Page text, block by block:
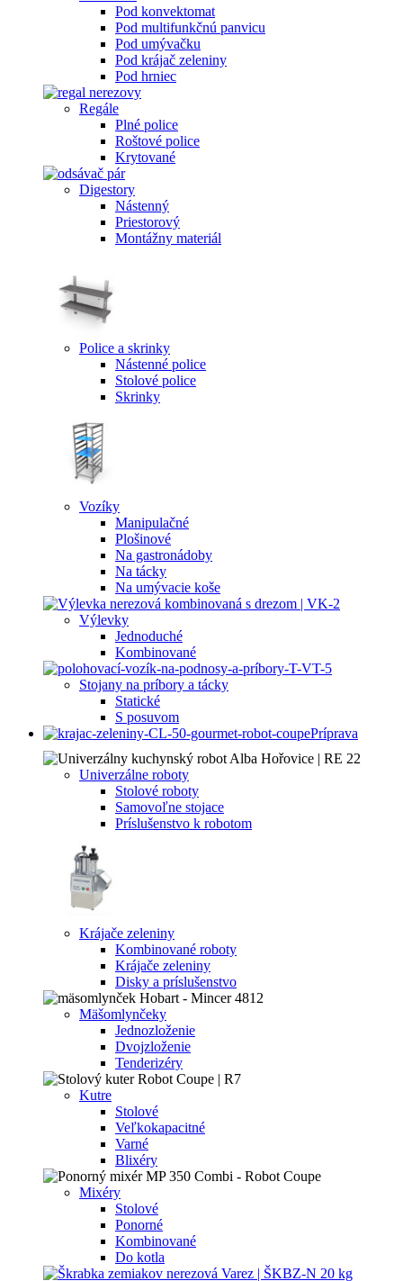
Pod konvektomat
Pod multifunkčnú panvicu
Pod umývačku
Pod krájač zeleniny
Pod hrniec
Regále
Plné police
Roštové police
Krytované
Digestory
Nástenný
Priestorový
Montážny materiál
Police a skrinky
Nástenné police
Stolové police
Skrinky
Vozíky
Manipulačné
Plošinové
Na gastronádoby
Na tácky
Na umývacie koše
Výlevky
Jednoduché
Kombinované
Stojany na príbory a tácky
Statické
S posuvom
Príprava
Univerzálne roboty
Stolové roboty
Samovoľne stojace
Príslušenstvo k robotom
Krájače zeleniny
Kombinované roboty
Krájače zeleniny
Disky a príslušenstvo
Mäšomlynčeky
Jednozloženie
Dvojzloženie
Tenderizéry
Kutre
Stolové
Veľkokapacitné
Varné
Blixéry
Mixéry
Stolové
Ponorné
Kombinované
Do kotla